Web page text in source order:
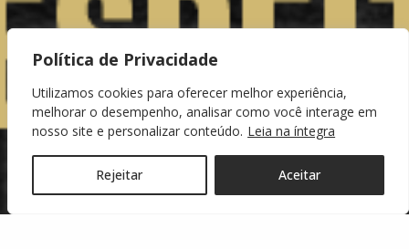
Política de Privacidade
Utilizamos cookies para oferecer melhor experiência,
melhorar o desempenho, analisar como você interage em
nosso site e personalizar conteúdo. Leia na íntegra
Rejeitar Aceitar